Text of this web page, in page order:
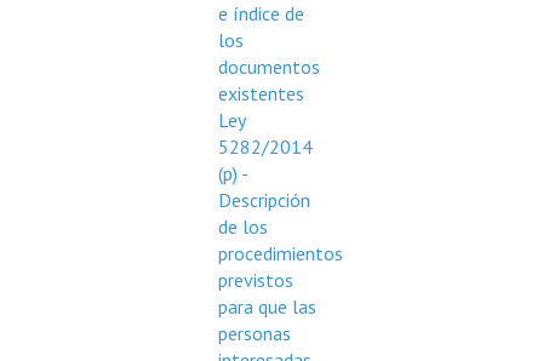
e índice de
los
documentos
existentes
Ley
5282/2014
(p) -
Descripción
de los
procedimientos
previstos
para que las
personas